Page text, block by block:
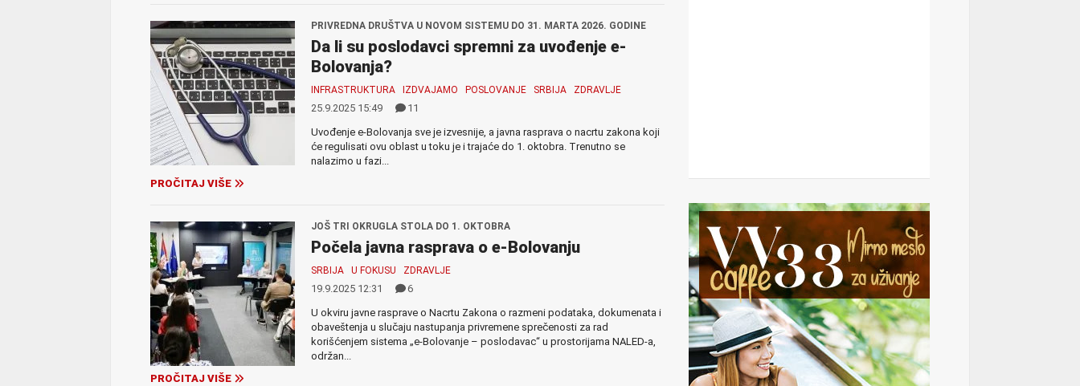
PRIVREDNA DRUŠTVA U NOVOM SISTEMU DO 31. MARTA 2026. GODINE
Da li su poslodavci spremni za uvođenje e-
Bolovanja?
INFRASTRUKTURA IZDVAJAMO POSLOVANJE SRBIJA ZDRAVLJE
25.9.2025 15:49
11
Uvođenje e-Bolovanja sve je izvesnije, a javna rasprava o nacrtu zakona koji
će regulisati ovu oblast u toku je i trajaće do 1. oktobra. Trenutno se
nalazimo u fazi...
PROČITAJ VIŠE
JOŠ TRI OKRUGLA STOLA DO 1. OKTOBRA
Počela javna rasprava o e-Bolovanju
SRBIJA U FOKUSU ZDRAVLJE
19.9.2025 12:31
6
U okviru javne rasprave o Nacrtu Zakona o razmeni podataka, dokumenata i
obaveštenja u slučaju nastupanja privremene sprečenosti za rad
korišćenjem sistema „e-Bolovanje – poslodavac“ u prostorijama NALED-a,
održan...
PROČITAJ VIŠE